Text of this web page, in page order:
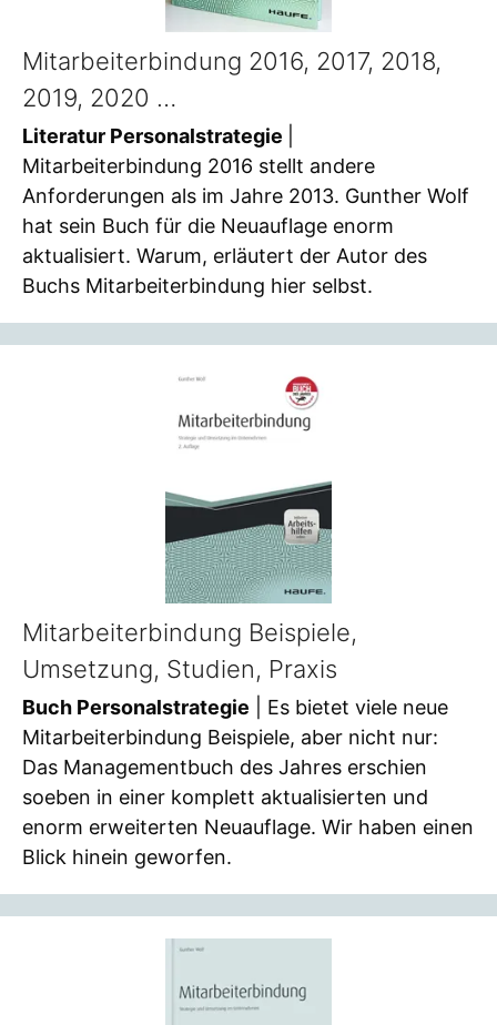
Mitarbeiterbindung 2016, 2017, 2018,
2019, 2020 …
Literatur Personalstrategie
Mitarbeiterbindung 2016 stellt andere
Anforderungen als im Jahre 2013. Gunther Wolf
hat sein Buch für die Neuauflage enorm
aktualisiert. Warum, erläutert der Autor des
Buchs Mitarbeiterbindung hier selbst.
Mitarbeiterbindung Beispiele,
Umsetzung, Studien, Praxis
Buch Personalstrategie | Es bietet viele neue
Mitarbeiterbindung Beispiele, aber nicht nur:
Das Managementbuch des Jahres erschien
soeben in einer komplett aktualisierten und
enorm erweiterten Neuauflage. Wir haben einen
Blick hinein geworfen.